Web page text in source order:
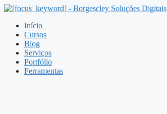
Pular
conteúdo
Início
Cursos
Blog
Serviços
Portfólio
Ferramentas